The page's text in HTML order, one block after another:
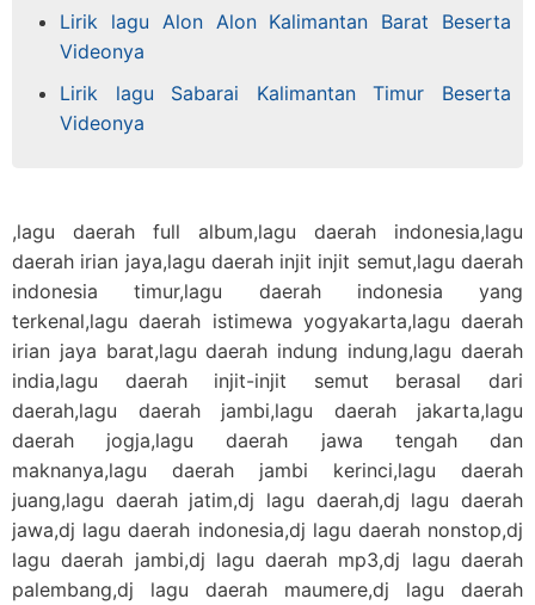
Lirik lagu Alon Alon Kalimantan Barat Beserta
Videonya
Lirik lagu Sabarai Kalimantan Timur Beserta
Videonya
,lagu daerah full album,lagu daerah indonesia,lagu
daerah irian jaya,lagu daerah injit injit semut,lagu daerah
indonesia timur,lagu daerah indonesia yang
terkenal,lagu daerah istimewa yogyakarta,lagu daerah
irian jaya barat,lagu daerah indung indung,lagu daerah
india,lagu daerah injit-injit semut berasal dari
daerah,lagu daerah jambi,lagu daerah jakarta,lagu
daerah jogja,lagu daerah jawa tengah dan
maknanya,lagu daerah jambi kerinci,lagu daerah
juang,lagu daerah jatim,dj lagu daerah,dj lagu daerah
jawa,dj lagu daerah indonesia,dj lagu daerah nonstop,dj
lagu daerah jambi,dj lagu daerah mp3,dj lagu daerah
palembang,dj lagu daerah maumere,dj lagu daerah